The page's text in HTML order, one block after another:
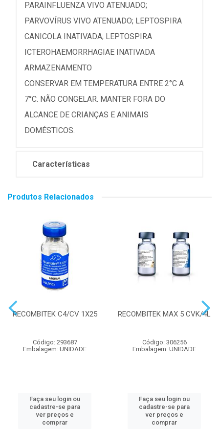
PARAINFLUENZA VIVO ATENUADO;
PARVOVÍRUS VIVO ATENUADO; LEPTOSPIRA
CANICOLA INATIVADA; LEPTOSPIRA
ICTEROHAEMORRHAGIAE INATIVADA
ARMAZENAMENTO
CONSERVAR EM TEMPERATURA ENTRE 2°C A
7°C. NÃO CONGELAR. MANTER FORA DO
ALCANCE DE CRIANÇAS E ANIMAIS
DOMÉSTICOS.
Características
Produtos Relacionados
RECOMBITEK C4/CV 1X25
Código: 293687
Embalagem: UNIDADE
Faça seu login ou
cadastre-se para
ver preços e
comprar
RECOMBITEK MAX 5 CVK/4L
Código: 306256
Embalagem: UNIDADE
Faça seu login ou
cadastre-se para
ver preços e
comprar